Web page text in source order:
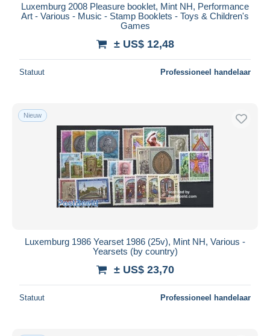
Luxemburg 2008 Pleasure booklet, Mint NH, Performance
Art - Various - Music - Stamp Booklets - Toys & Children's
Games
± US$ 12,48
Statuut Professioneel handelaar
Nieuw
Luxemburg 1986 Yearset 1986 (25v), Mint NH, Various -
Yearsets (by country)
± US$ 23,70
Statuut Professioneel handelaar